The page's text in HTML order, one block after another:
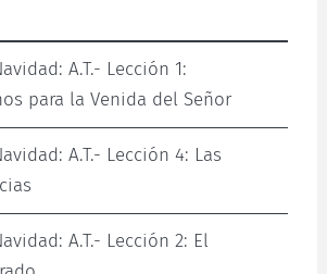
A.T.- Lección 1:
para la Venida del Señor
A.T.- Lección 4: Las
A.T.- Lección 2: El